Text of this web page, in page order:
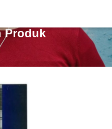
Produk